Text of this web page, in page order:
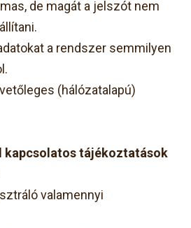
de magát a jelszót nem
a rendszer semmilyen
(hálózatalapú)
kapcsolatos tájékoztatások
valamennyi